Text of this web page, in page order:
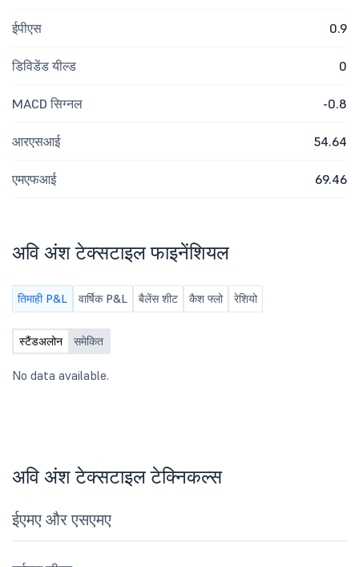
ईपीएस 0.9
डिविडेंड यील्ड 0
MACD सिग्नल -0.8
आरएसआई 54.64
एमएफआई 69.46
अवि अंश टेक्सटाइल फाइनेंशियल
तिमाही P&L वार्षिक P&L बैलेंस शीट कैश फ्लो रेशियो
स्टैंडअलोन समेकित
No data available.
अवि अंश टेक्सटाइल टेक्निकल्स
ईएमए और एसएमए